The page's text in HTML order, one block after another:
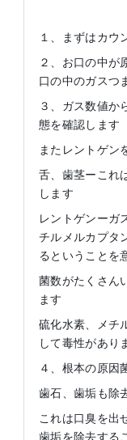
１、まずはカウ
２、お口の中が
口の中のガスつ
３、ガス数値か
態を確認します
またレントゲン
舌、歯茎ーこれ
します
レントゲンーガ
チルメルカプタ
るということを
菌数がたくさん
ます
硫化水素、メチ
して毒性があり
４、根本の原因
歯石、歯垢も除
これは口臭を出
歯垢を除去する